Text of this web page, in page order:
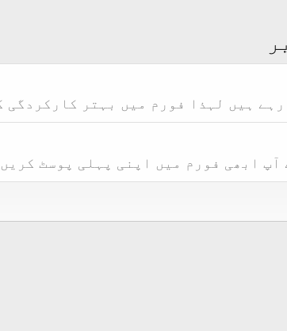
ہیں لہذا فورم میں بہتر کارکردگی
ابھی فورم میں اپنی پہلی پوسٹ کریں